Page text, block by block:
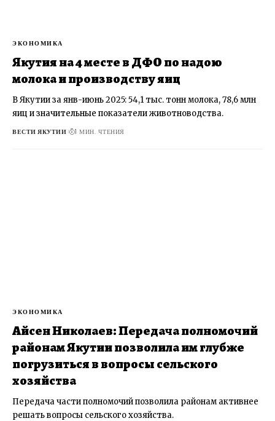
ЭКОНОМИКА
Якутия на 4 месте в ДФО по надою
молока и производству яиц
В Якутии за янв-июнь 2025: 54,1 тыс. тонн молока, 78,6 млн
яиц и значительные показатели животноводства.
ВЕСТИ ЯКУТИИ 1 МИН. ЧТЕНИЯ
ЭКОНОМИКА
Айсен Николаев: Передача полномочий
районам Якутии позволила им глубже
погрузиться в вопросы сельского
хозяйства
Передача части полномочий позволила районам активнее
решать вопросы сельского хозяйства.